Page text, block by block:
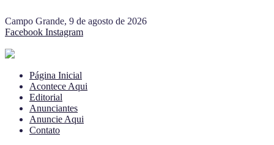
Campo Grande, 9 de agosto de 2026
Facebook Instagram
Página Inicial
Acontece Aqui
Editorial
Anunciantes
Anuncie Aqui
Contato